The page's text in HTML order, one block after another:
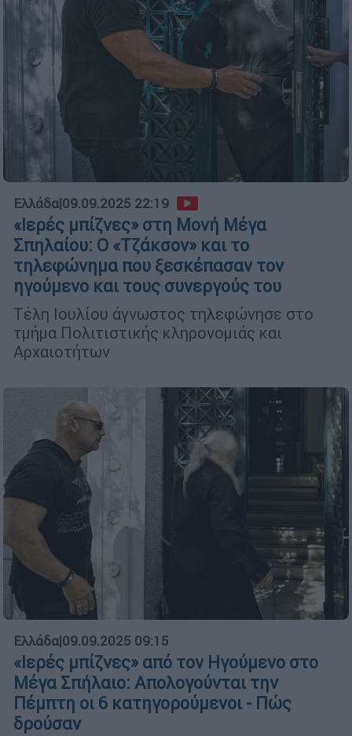
Ελλάδα|09.09.2025 22:19
«Ιερές μπίζνες» στη Μονή Μέγα
Σπηλαίου: O «Τζάκσον» και το
τηλεφώνημα που ξεσκέπασαν τον
ηγούμενο και τους συνεργούς του
Τέλη Ιουλίου άγνωστος τηλεφώνησε στο
τμήμα Πολιτιστικής κληρονομιάς και
Αρχαιοτήτων
Ελλάδα|09.09.2025 09:15
«Ιερές μπίζνες» από τον Ηγούμενο στο
Μέγα Σπήλαιο: Απολογούνται την
Πέμπτη οι 6 κατηγορούμενοι - Πώς
δρούσαν